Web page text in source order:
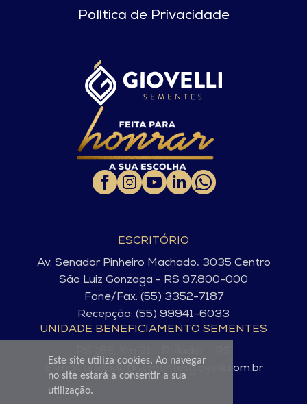
Este site utiliza cookies. Ao navegar
no site estará a consentir a sua
utilização.
Política de Privacidade
ESCRITÓRIO
Av. Senador Pinheiro Machado, 3035 Centro
São Luiz Gonzaga - RS 97.800-000
Fone/Fax: (55) 3352-7187
Recepção: (55) 99941-6033
UNIDADE BENEFICIAMENTO SEMENTES
E-mail: unidade@sementesgiovelli.com.br